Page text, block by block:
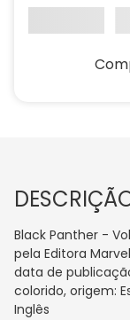
Black Panther -
pela Editora
data de
colorido, origem:
Inglês